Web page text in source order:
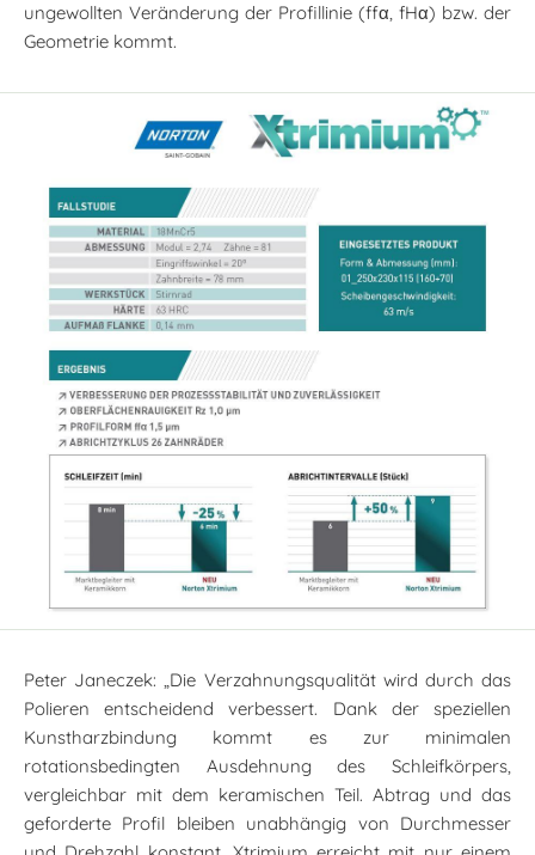
ungewollten Veränderung der Profillinie (ffα, fHα) bzw. der
Geometrie kommt.
Peter Janeczek: „Die Verzahnungsqualität wird durch das
Polieren entscheidend verbessert. Dank der speziellen
Kunstharzbindung kommt es zur minimalen
rotationsbedingten Ausdehnung des Schleifkörpers,
vergleichbar mit dem keramischen Teil. Abtrag und das
geforderte Profil bleiben unabhängig von Durchmesser